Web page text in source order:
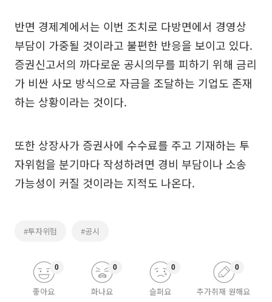
반면 경제계에서는 이번 조치로 다방면에서 경영상
부담이 가중될 것이라고 불편한 반응을 보이고 있다.
증권신고서의 까다로운 공시의무를 피하기 위해 금리
가 비싼 사모 방식으로 자금을 조달하는 기업도 존재
하는 상황이라는 것이다.
또한 상장사가 증권사에 수수료를 주고 기재하는 투
자위험을 분기마다 작성하려면 경비 부담이나 소송
가능성이 커질 것이라는 지적도 나온다.
#투자위험 #공시
좋아요
0
화나요
0
슬퍼요
0
추가취재 원해요
0